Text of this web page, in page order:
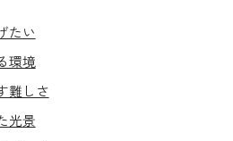
たい
環境
難しさ
光景